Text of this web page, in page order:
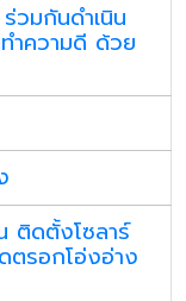
วมกันดำเนิน
ำความดี ด้วย
ติดตั้งโซลาร์
ตรอกโอ่งอ่าง